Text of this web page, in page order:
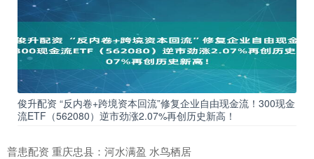
俊升配资 “反内卷+跨境资本回流”修复企业自由现金流！300现金
流ETF（562080）逆市劲涨2.07%再创历史新高！
普患配资 重庆忠县：河水满盈 水鸟栖居